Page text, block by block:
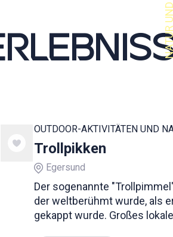
OUTDOOR-AKTIVITÄTEN UND
Trollpikken
Egersund
Der sogenannte
der weltberühmt wurde, als
gekappt wurde. Großes